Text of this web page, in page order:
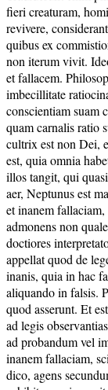
fieri creaturam,
revivere,
quibus ex
non iterum vivit.
et fallacem.
imbecillitate
conscientiam suam
quam carnalis ratio
cultrix est non Dei,
est, quia omnia
illos tangit, qui
aer, Neptunus est
et inanem
admonens non
doctiores
appellat quod de
inanis, quia in hac
aliquando in falsis.
quod asserunt. Et
ad legis
ad probandum vel
inanem fallaciam,
dico, agens